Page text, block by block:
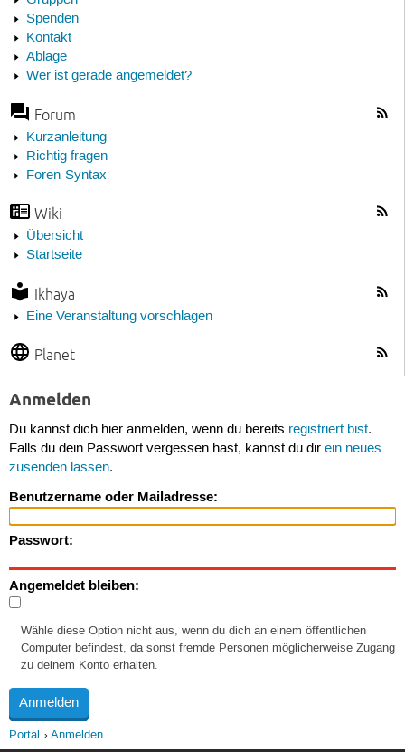
Spenden
Kontakt
Ablage
Wer ist gerade angemeldet?
Forum
Kurzanleitung
Richtig fragen
Foren-Syntax
Wiki
Übersicht
Startseite
Ikhaya
Eine Veranstaltung vorschlagen
Planet
Anmelden
Du kannst dich hier anmelden, wenn du bereits registriert bist.
Falls du dein Passwort vergessen hast, kannst du dir ein neues
zusenden lassen.
Benutzername oder Mailadresse:
Passwort:
Angemeldet bleiben:
Wähle diese Option nicht aus, wenn du dich an einem öffentlichen
Computer befindest, da sonst fremde Personen möglicherweise Zugang
zu deinem Konto erhalten.
Portal Anmelden